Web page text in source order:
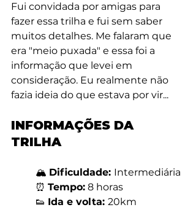
Fui convidada por amigas para
fazer essa trilha e fui sem saber
muitos detalhes. Me falaram que
era "meio puxada" e essa foi a
informação que levei em
consideração. Eu realmente não
fazia ideia do que estava por vir...
INFORMAÇÕES DA
TRILHA
🏔️ Dificuldade: Intermediária
⏰ Tempo: 8 horas
👟 Ida e volta: 20km